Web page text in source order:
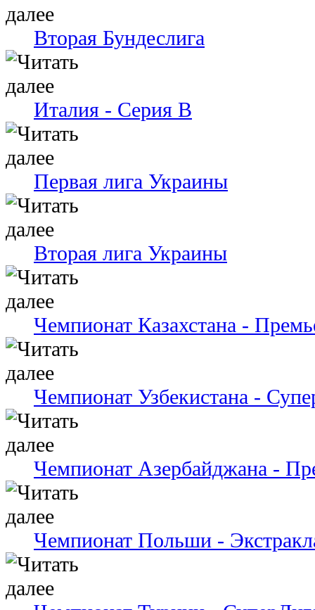
Вторая Бундеслига
Италия - Серия В
Первая лига Украины
Вторая лига Украины
Чемпионат Казахстана -
Чемпионат Узбекистана -
Чемпионат Азербайджана -
Чемпионат Польши -